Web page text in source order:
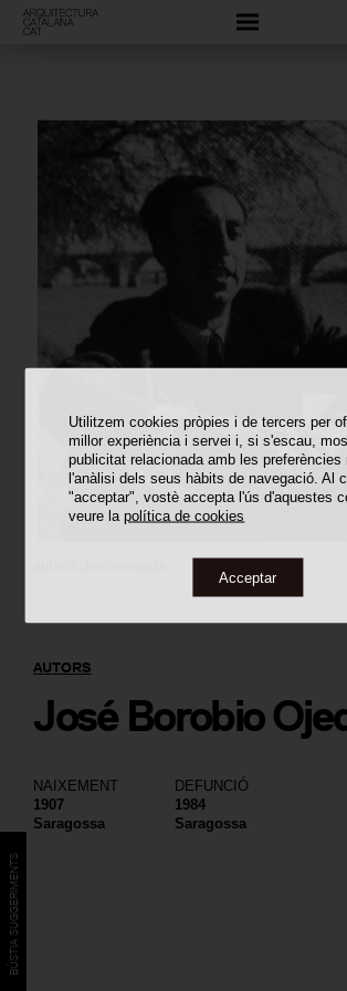
Utilitzem cookies pròpies i de tercers per
millor experiència i servei i, si s'escau,
publicitat relacionada amb les preferències
l'anàlisi dels seus hàbits de navegació. Al
"acceptar", vostè accepta l'ús d'aquestes
veure lapolítica de cookies
Acceptar
NAIXEMENT
1907
Saragossa
DEFUNCIÓ
1984
Saragossa
AUTORS
José Borobio
BÚSTIA SUGGERIMENTS